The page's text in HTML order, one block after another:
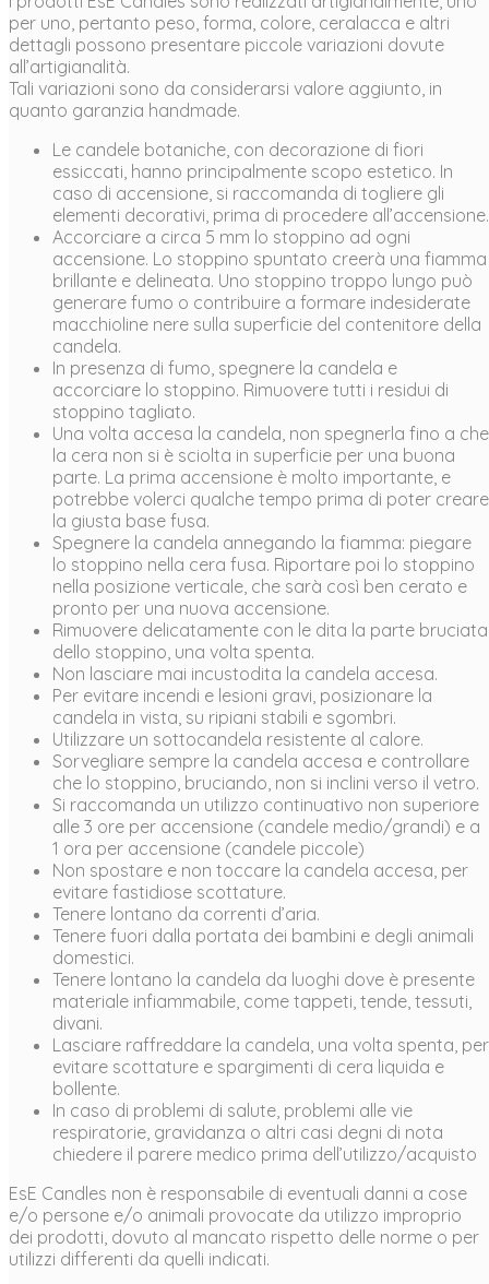
per uno, pertanto peso, forma, colore, ceralacca e altri
dettagli possono presentare piccole variazioni dovute
all’artigianalità.
Tali variazioni sono da considerarsi valore aggiunto, in
quanto garanzia handmade.
Le candele botaniche, con decorazione di fiori
essiccati, hanno principalmente scopo estetico. In
caso di accensione, si raccomanda di togliere gli
elementi decorativi, prima di procedere all’accensione.
Accorciare a circa 5 mm lo stoppino ad ogni
accensione. Lo stoppino spuntato creerà una fiamma
brillante e delineata. Uno stoppino troppo lungo può
generare fumo o contribuire a formare indesiderate
macchioline nere sulla superficie del contenitore della
candela.
In presenza di fumo, spegnere la candela e
accorciare lo stoppino. Rimuovere tutti i residui di
stoppino tagliato.
Una volta accesa la candela, non spegnerla fino a che
la cera non si è sciolta in superficie per una buona
parte. La prima accensione è molto importante, e
potrebbe volerci qualche tempo prima di poter creare
la giusta base fusa.
Spegnere la candela annegando la fiamma: piegare
lo stoppino nella cera fusa. Riportare poi lo stoppino
nella posizione verticale, che sarà così ben cerato e
pronto per una nuova accensione.
Rimuovere delicatamente con le dita la parte bruciata
dello stoppino, una volta spenta.
Non lasciare mai incustodita la candela accesa.
Per evitare incendi e lesioni gravi, posizionare la
candela in vista, su ripiani stabili e sgombri.
Utilizzare un sottocandela resistente al calore.
Sorvegliare sempre la candela accesa e controllare
che lo stoppino, bruciando, non si inclini verso il vetro.
Si raccomanda un utilizzo continuativo non superiore
alle 3 ore per accensione (candele medio/grandi) e a
1 ora per accensione (candele piccole)
Non spostare e non toccare la candela accesa, per
evitare fastidiose scottature.
Tenere lontano da correnti d’aria.
Tenere fuori dalla portata dei bambini e degli animali
domestici.
Tenere lontano la candela da luoghi dove è presente
materiale infiammabile, come tappeti, tende, tessuti,
divani.
Lasciare raffreddare la candela, una volta spenta, per
evitare scottature e spargimenti di cera liquida e
bollente.
In caso di problemi di salute, problemi alle vie
respiratorie, gravidanza o altri casi degni di nota
chiedere il parere medico prima dell’utilizzo/acquisto
EsE Candles non è responsabile di eventuali danni a cose
e/o persone e/o animali provocate da utilizzo improprio
dei prodotti, dovuto al mancato rispetto delle norme o per
utilizzi differenti da quelli indicati.